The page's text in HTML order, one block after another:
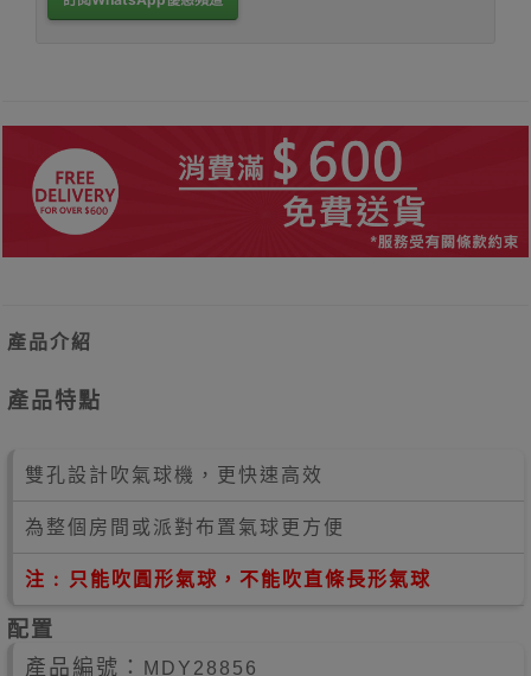
產品介紹
產品特點
雙孔設計吹氣球機，更快速高效
為整個房間或派對布置氣球更方便
注 : 只能吹圓形氣球，不能吹直條長形氣球
配置
產品編號：
MDY28856